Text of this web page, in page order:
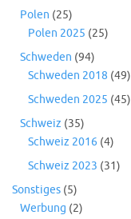
Polen (25)
Polen 2025 (25)
Schweden (94)
Schweden 2018 (49)
Schweden 2025 (45)
Schweiz (35)
Schweiz 2016 (4)
Schweiz 2023 (31)
Sonstiges (5)
Werbung (2)